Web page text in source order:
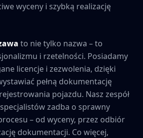
wyceny i szybką realizację
to nie tylko nazwa – to
i rzetelności. Posiadamy
licencje i zezwolenia, dzięki
pełną dokumentację
pojazdu. Nasz zespół
zadba o sprawny
– od wyceny, przez odbiór
dokumentacji. Co więcej,